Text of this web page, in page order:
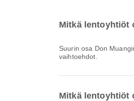
Mitkä lentoyhtiöt
Suurin osa Don
vaihtoehdot.
Mitkä lentoyhtiöt